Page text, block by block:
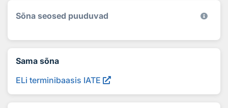
Sõna seosed puuduvad
Sama sõna
ELi terminibaasis IATE